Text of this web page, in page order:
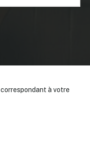
correspondant à votre